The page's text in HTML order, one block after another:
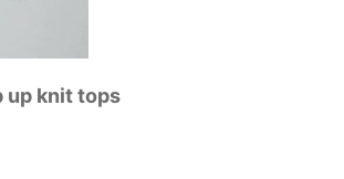
up knit tops